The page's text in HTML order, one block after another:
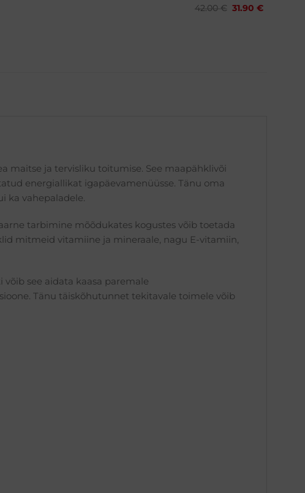
42.00€ Algne
31.90 €Praegune
maitse ja tervisliku toitumise. See maapähklivõi
energiallikat igapäevamenüüsse. Tänu oma
ka vahepaladele.
tarbimine mõõdukates kogustes võib toetada
mitmeid vitamiine ja mineraale, nagu E-vitamiin,
see aidata kaasa paremale
Tänu täiskõhutunnet tekitavale toimele võib